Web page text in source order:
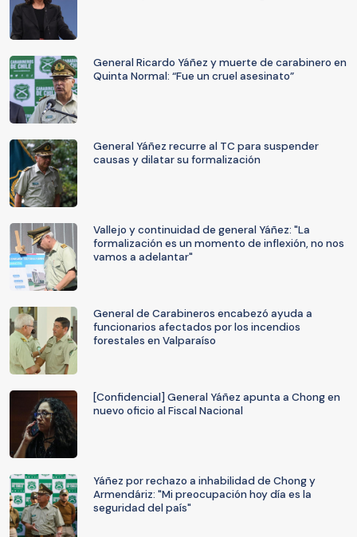
General Ricardo Yáñez y muerte de carabinero en
Quinta Normal: “Fue un cruel asesinato”
General Yáñez recurre al TC para suspender
causas y dilatar su formalización
Vallejo y continuidad de general Yáñez: "La
formalización es un momento de inflexión, no nos
vamos a adelantar"
General de Carabineros encabezó ayuda a
funcionarios afectados por los incendios
forestales en Valparaíso
[Confidencial] General Yáñez apunta a Chong en
nuevo oficio al Fiscal Nacional
Yáñez por rechazo a inhabilidad de Chong y
Armendáriz: "Mi preocupación hoy día es la
seguridad del país"